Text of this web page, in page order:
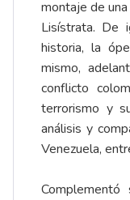
montaje de
Lisístrata. De
historia, la
mismo,
conflicto
terrorismo y
análisis y
Venezuela,